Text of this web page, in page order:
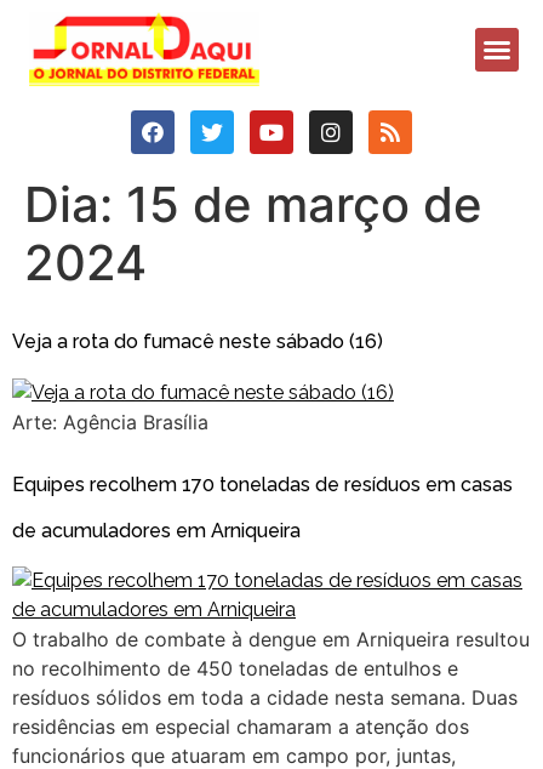
Dia: 15 de março de
2024
Veja a rota do fumacê neste sábado (16)
Arte: Agência Brasília
Equipes recolhem 170 toneladas de resíduos em casas
de acumuladores em Arniqueira
O trabalho de combate à dengue em Arniqueira resultou
no recolhimento de 450 toneladas de entulhos e
resíduos sólidos em toda a cidade nesta semana. Duas
residências em especial chamaram a atenção dos
funcionários que atuaram em campo por, juntas,